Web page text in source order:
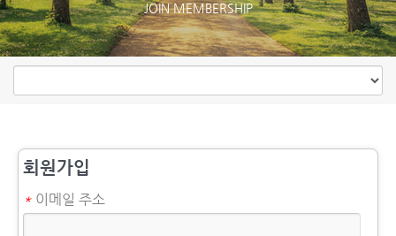
JOIN MEMBERSHIP
회원가입
* 이메일 주소